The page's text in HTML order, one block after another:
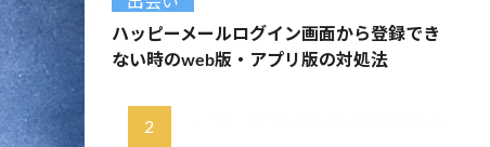
ハッピーメールログイン画面から登録でき
ない時のweb版・アプリ版の対処法